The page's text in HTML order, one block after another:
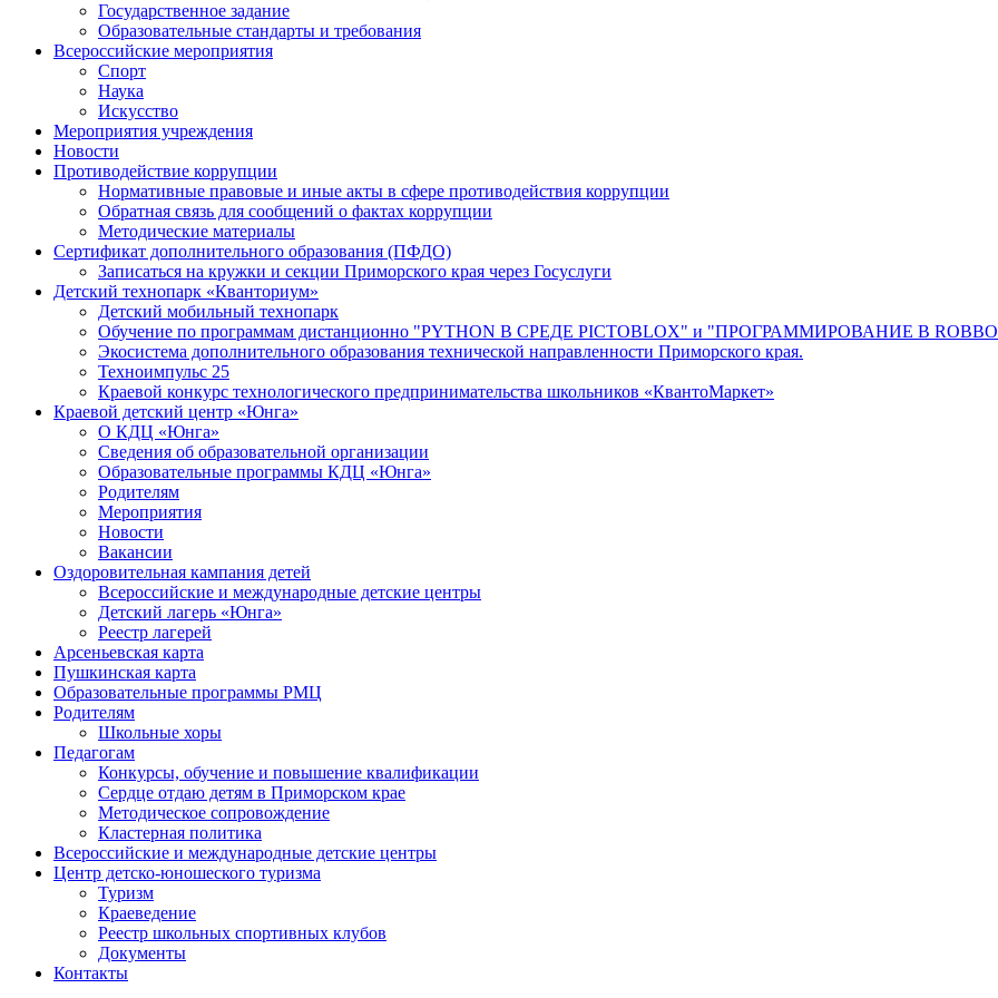
Государственное задание
Образовательные стандарты и требования
Всероссийские мероприятия
Спорт
Наука
Искусство
Мероприятия учреждения
Новости
Противодействие коррупции
Нормативные правовые и иные акты в сфере противодействия коррупции
Обратная связь для сообщений о фактах коррупции
Методические материалы
Сертификат дополнительного образования (ПФДО)
Записаться на кружки и секции Приморского края через Госуслуги
Детский технопарк «Кванториум»
Детский мобильный технопарк
Обучение по программам дистанционно "PYTHON В СРЕДЕ PICTOBLOX" и "ПРОГРАММИРОВАНИЕ В
Экосистема дополнительного образования технической направленности Приморского края.
Техноимпульс 25
Краевой конкурс технологического предпринимательства школьников «КвантоМаркет»
Краевой детский центр «Юнга»
О КДЦ «Юнга»
Сведения об образовательной организации
Образовательные программы КДЦ «Юнга»
Родителям
Мероприятия
Новости
Вакансии
Оздоровительная кампания детей
Всероссийские и международные детские центры
Детский лагерь «Юнга»
Реестр лагерей
Арсеньевская карта
Пушкинская карта
Образовательные программы РМЦ
Родителям
Школьные хоры
Педагогам
Конкурсы, обучение и повышение квалификации
Сердце отдаю детям в Приморском крае
Методическое сопровождение
Кластерная политика
Всероссийские и международные детские центры
Центр детско-юношеского туризма
Туризм
Краеведение
Реестр школьных спортивных клубов
Документы
Контакты